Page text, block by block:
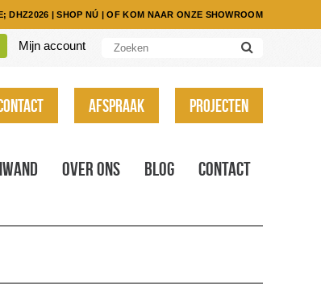
DHZ2026 |SHOP NÚ |OF KOM NAAR ONZE SHOWROOM
Mijn account
Afspraak Projecten
Over ons Blog Contact